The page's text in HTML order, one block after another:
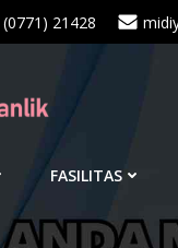
(0771) 21428
FASILITAS